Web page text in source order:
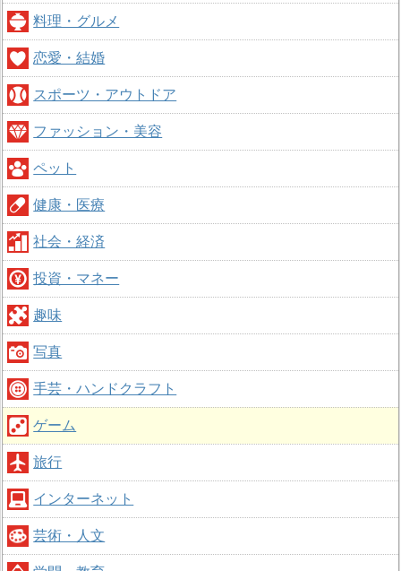
料理・グルメ
恋愛・結婚
スポーツ・アウトドア
ファッション・美容
ペット
健康・医療
社会・経済
投資・マネー
趣味
写真
手芸・ハンドクラフト
ゲーム
旅行
インターネット
芸術・人文